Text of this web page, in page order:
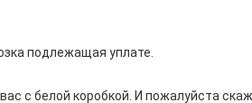
подлежащая уплате.
с белой коробкой. И пожалуйста